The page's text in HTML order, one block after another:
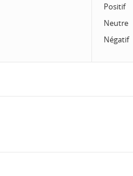
Positif
Neutre
Négatif